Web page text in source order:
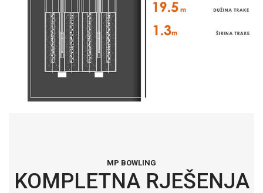
MP BOWLING
KOMPLETNA RJEŠENJA